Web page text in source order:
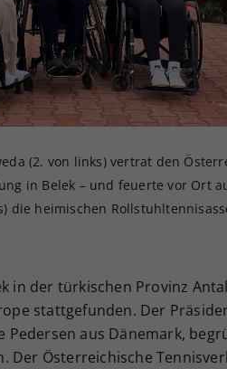
(2. von links) vertrat den
in Belek – und feuerte vor Ort
die heimischen
in der türkischen Provinz
stattgefunden. Der
Pedersen aus Dänemark,
Der Österreichische
Ihrer
Webseiten-